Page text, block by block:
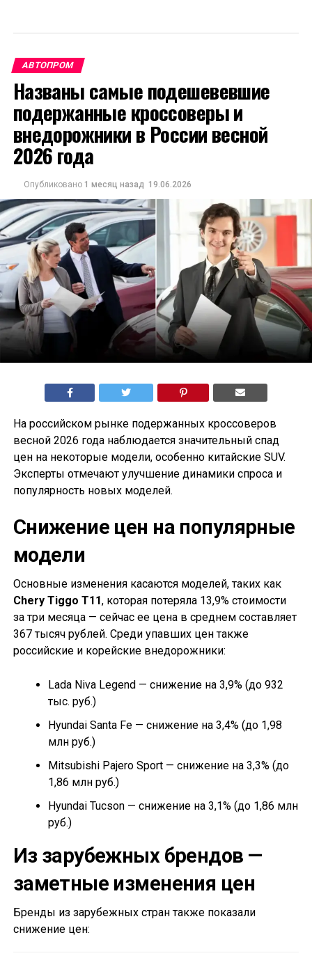
АВТОПРОМ
Названы самые подешевевшие
подержанные кроссоверы и
внедорожники в России весной
2026 года
Опубликовано 1 месяц назад 19.06.2026
На российском рынке подержанных кроссоверов
весной 2026 года наблюдается значительный спад
цен на некоторые модели, особенно китайские SUV.
Эксперты отмечают улучшение динамики спроса и
популярность новых моделей.
Снижение цен на популярные
модели
Основные изменения касаются моделей, таких как
Chery Tiggo T11, которая потеряла 13,9% стоимости
за три месяца — сейчас ее цена в среднем составляет
367 тысяч рублей. Среди упавших цен также
российские и корейские внедорожники:
Lada Niva Legend — снижение на 3,9% (до 932
тыс. руб.)
Hyundai Santa Fe — снижение на 3,4% (до 1,98
млн руб.)
Mitsubishi Pajero Sport — снижение на 3,3% (до
1,86 млн руб.)
Hyundai Tucson — снижение на 3,1% (до 1,86 млн
руб.)
Из зарубежных брендов —
заметные изменения цен
Бренды из зарубежных стран также показали
снижение цен: